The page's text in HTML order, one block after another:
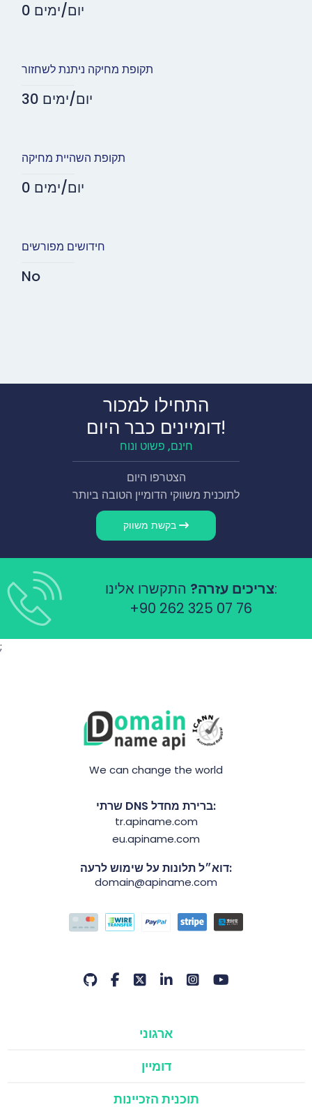
0 יום/ימים
תקופת מחיקה ניתנת לשחזור
30 יום/ימים
תקופת השהיית מחיקה
0 יום/ימים
חידושים מפורשים
No
התחילו למכור
דומיינים כבר היום!
חינם, פשוט ונוח
הצטרפו היום
לתוכנית משווקי הדומיין הטובה ביותר
צריכים עזרה?התקשרו אלינו:
+90 262 325 07 76
;
We can change the world
שרתי DNS ברירת מחדל:
tr.apiname.com
eu.apiname.com
דוא״ל תלונות על שימוש לרעה:
domain@apiname.com
ארגוני
דומיין
תוכנית הזכיינות